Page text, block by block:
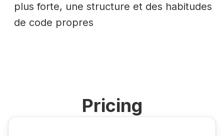
plus forte, une structure et des habitudes
de code propres
Pricing